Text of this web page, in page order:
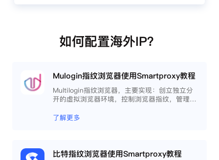
如何配置海外IP？
Mulogin指纹浏览器使用Smartproxy教程
Multilogin指纹浏览器，主要实现：创立独立分
开的虚拟浏览器环境，控制浏览器指纹，管理多
程，开发网络自动化等。
了解更多
比特指纹浏览器使用Smartproxy教程